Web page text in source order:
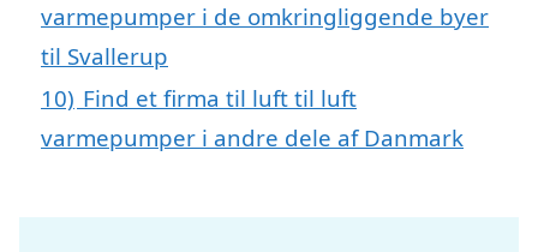
varmepumper i de omkringliggende byer
til Svallerup
10) Find et firma til luft til luft
varmepumper i andre dele af Danmark